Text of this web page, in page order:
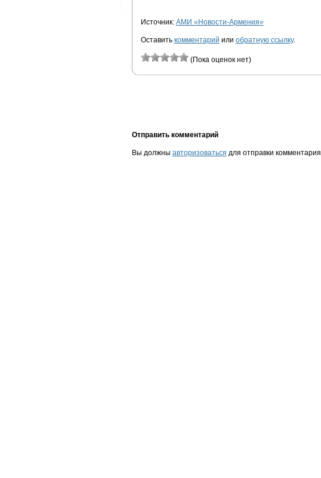
Источник: АМИ «Новости-Армения»
Оставить комментарий или обратную ссылку.
(Пока оценок нет)
Отправить комментарий
Вы должны авторизоваться для отправки комментария.